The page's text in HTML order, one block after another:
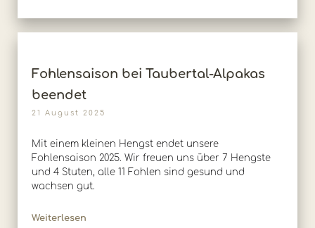
Fohlensaison bei Taubertal-Alpakas
beendet
21 August 2025
Mit einem kleinen Hengst endet unsere
Fohlensaison 2025. Wir freuen uns über 7 Hengste
und 4 Stuten, alle 11 Fohlen sind gesund und
wachsen gut.
Weiterlesen